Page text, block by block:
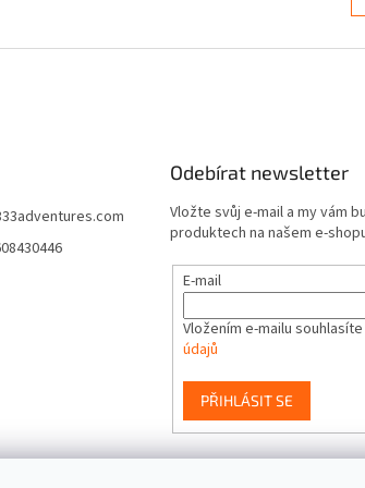
Odebírat newsletter
Vložte svůj e-mail a my vám
produktech na našem e-
E-mail
Vložením e-mailu
údajů
PŘIHLÁSIT SE